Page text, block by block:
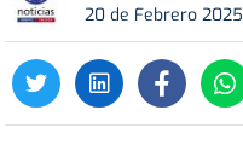
20 de Febrero 2025